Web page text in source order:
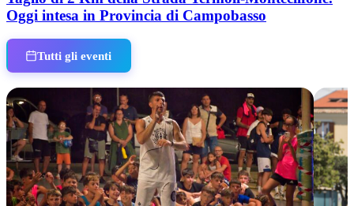
Oggi intesa in Provincia di Campobasso
Tutti gli eventi